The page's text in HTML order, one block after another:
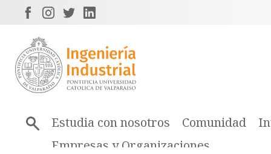
Estudia con nosotros Comunidad
Empresas y Organizaciones